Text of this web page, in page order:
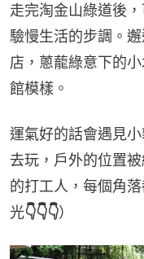
走完淘金山綠道後
驗慢生活的步調。
店，蔥蘢綠意下的
館模樣。
運氣好的話會遇見
去玩，戶外的位置
的打工人，每個角
光👇👇👇）